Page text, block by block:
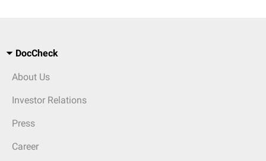
DocCheck
About Us
Investor Relations
Press
Career